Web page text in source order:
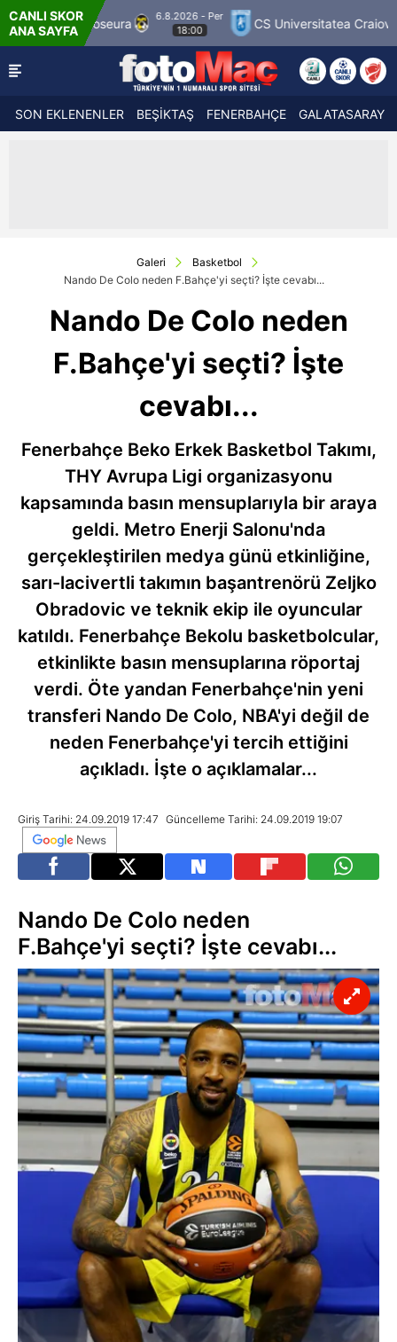
CANLI SKOR
ANA SAYFA
6.8.2026 - Per
18:00
CS Universitatea Craiova 1948 FC Inter
SON EKLENENLER BEŞİKTAŞ FENERBAHÇE GALATASARAY
Galeri
Basketbol
Nando De Colo neden F.Bahçe'yi seçti? İşte cevabı...
Nando De Colo neden
F.Bahçe'yi seçti? İşte
cevabı...
Fenerbahçe Beko Erkek Basketbol Takımı,
THY Avrupa Ligi organizasyonu
kapsamında basın mensuplarıyla bir araya
geldi. Metro Enerji Salonu'nda
gerçekleştirilen medya günü etkinliğine,
sarı-lacivertli takımın başantrenörü Zeljko
Obradovic ve teknik ekip ile oyuncular
katıldı. Fenerbahçe Bekolu basketbolcular,
etkinlikte basın mensuplarına röportaj
verdi. Öte yandan Fenerbahçe'nin yeni
transferi Nando De Colo, NBA'yi değil de
neden Fenerbahçe'yi tercih ettiğini
açıkladı. İşte o açıklamalar...
Giriş Tarihi: 24.09.2019 17:47 Güncelleme Tarihi: 24.09.2019 19:07
Nando De Colo neden
F.Bahçe'yi seçti? İşte cevabı...